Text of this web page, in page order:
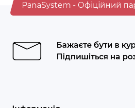
PanaSystem - Офіційний
Бажаєте бути в
Підпишіться на